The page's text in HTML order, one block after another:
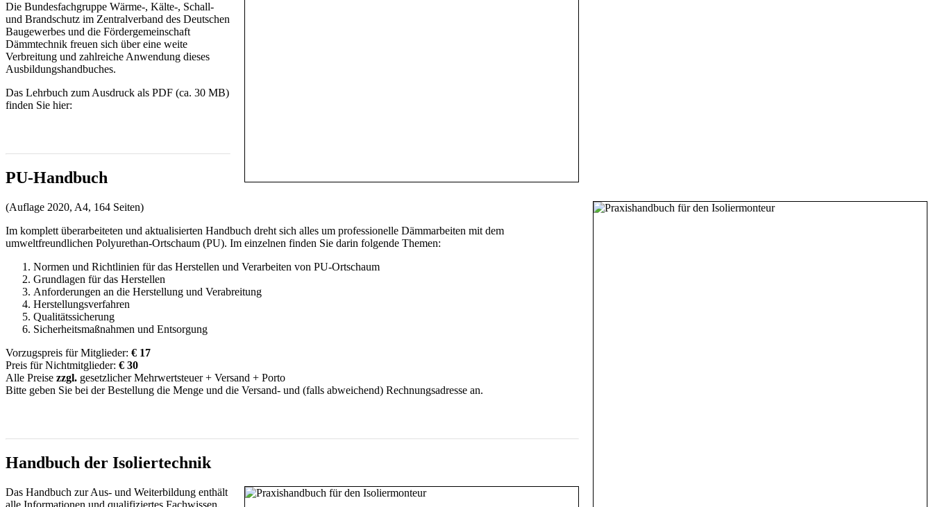
Die Bundesfachgruppe Wärme-, Kälte-, Schall-
und Brandschutz im Zentralverband des Deutschen
Baugewerbes und die Fördergemeinschaft
Dämmtechnik freuen sich über eine weite
Verbreitung und zahlreiche Anwendung dieses
Ausbildungshandbuches.
Das Lehrbuch zum Ausdruck als PDF (ca. 30 MB)
finden Sie hier:
PU-Handbuch
(Auflage 2020, A4, 164 Seiten)
Im komplett überarbeiteten und aktualisierten Handbuch dreht sich alles um professionelle Dämmarbeiten mit dem
umweltfreundlichen Polyurethan-Ortschaum (PU). Im einzelnen finden Sie darin folgende Themen:
Normen und Richtlinien für das Herstellen und Verarbeiten von PU-Ortschaum
Grundlagen für das Herstellen
Anforderungen an die Herstellung und Verabreitung
Herstellungsverfahren
Qualitätssicherung
Sicherheitsmaßnahmen und Entsorgung
Vorzugspreis für Mitglieder: € 17
Preis für Nichtmitglieder: € 30
Alle Preise zzgl. gesetzlicher Mehrwertsteuer + Versand + Porto
Bitte geben Sie bei der Bestellung die Menge und die Versand- und (falls abweichend) Rechnungsadresse an.
Handbuch der Isoliertechnik
Das Handbuch zur Aus- und Weiterbildung enthält